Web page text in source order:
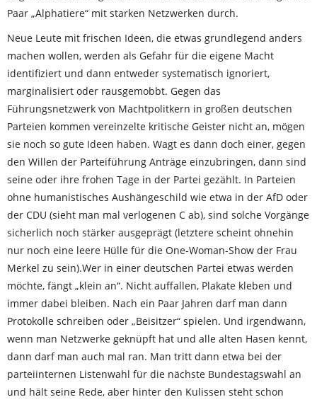
- Termine
- Diskussion
- Diskussionsforum
- Öffentlichkeit
- Materialien
Mitmachen!
- Uns Kontaktieren
- Email Liste & Newsletter
- Impressum
Paar „Alphatiere“ mit starken Netzwerken durch.
Neue Leute mit frischen Ideen, die etwas grundlegend anders
machen wollen, werden als Gefahr für die eigene Macht
identifiziert und dann entweder systematisch ignoriert,
marginalisiert oder rausgemobbt. Gegen das
Führungsnetzwerk von Machtpolitkern in großen deutschen
Parteien kommen vereinzelte kritische Geister nicht an, mögen
sie noch so gute Ideen haben. Wagt es dann doch einer, gegen
den Willen der Parteiführung Anträge einzubringen, dann sind
seine oder ihre frohen Tage in der Partei gezählt. In Parteien
ohne humanistisches Aushängeschild wie etwa in der AfD oder
der CDU (sieht man mal verlogenen C ab), sind solche Vorgänge
sicherlich noch stärker ausgeprägt (letztere scheint ohnehin
nur noch eine leere Hülle für die One-Woman-Show der Frau
Merkel zu sein).Wer in einer deutschen Partei etwas werden
möchte, fängt „klein an“. Nicht auffallen, Plakate kleben und
immer dabei bleiben. Nach ein Paar Jahren darf man dann
Protokolle schreiben oder „Beisitzer“ spielen. Und irgendwann,
wenn man Netzwerke geknüpft hat und alle alten Hasen kennt,
dann darf man auch mal ran. Man tritt dann etwa bei der
parteiinternen Listenwahl für die nächste Bundestagswahl an
und hält seine Rede, aber hinter den Kulissen steht schon